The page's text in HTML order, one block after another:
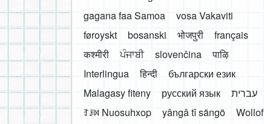
gagana faa Samoa
vosa Vakaviti
føroyskt
bosanski भोजपुरी
français
कश्मीरी
ਪੰਜਾਬੀ slovenčina
पाऴि
Interlingua
हिन्दी
български език
Malagasy fiteny
русский язык
עברית
ꆈꌠ꒿ Nuosuhxop
yângâ tî sängö
Wollof